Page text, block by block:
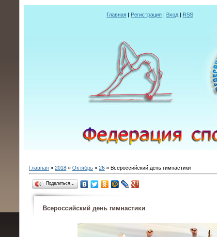
Главная | Регистрация | Вход | RSS
Главная » 2018 » Октябрь » 26 » Всероссийский день гимнастики
Поделиться…
Всероссийский день гимнастики